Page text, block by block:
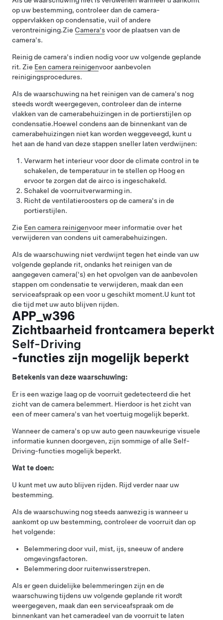
op uw bestemming, controleer dan de camera-
oppervlakken op condensatie, vuil of andere
verontreiniging.Zie Camera'svoor de plaatsen van de
camera's.
Reinig de camera's indien nodig voor uw volgende geplande
rit. Zie Een camera reinigenvoor aanbevolen
reinigingsprocedures.
Als de waarschuwing na het reinigen van de camera's nog
steeds wordt weergegeven, controleer dan de interne
vlakken van de camerabehuizingen in de portierstijlen op
condensatie.Hoewel condens aan de binnenkant van de
camerabehuizingen niet kan worden weggeveegd, kunt u
het aan de hand van deze stappen sneller laten verdwijnen:
Verwarm het interieur voor door de climate control in te
schakelen, de temperatuur in te stellen op Hoog en
ervoor te zorgen dat de airco is ingeschakeld.
Schakel de voorruitverwarming in.
Richt de ventilatieroosters op de camera's in de
portierstijlen.
Zie Een camera reinigenvoor meer informatie over het
verwijderen van condens uit camerabehuizingen.
Als de waarschuwing niet verdwijnt tegen het einde van uw
volgende geplande rit, ondanks het reinigen van de
aangegeven camera('s) en het opvolgen van de aanbevolen
stappen om condensatie te verwijderen, maak dan een
serviceafspraak op een voor u geschikt moment.U kunt tot
die tijd met uw auto blijven rijden.
APP_w396
Zichtbaarheid frontcamera beperkt
Self-Driving
-functies zijn mogelijk beperkt
Betekenis van deze waarschuwing:
Er is een wazige laag op de voorruit gedetecteerd die het
zicht van de camera belemmert. Hierdoor is het zicht van
een of meer camera's van het voertuig mogelijk beperkt.
Wanneer de camera's op uw auto geen nauwkeurige visuele
informatie kunnen doorgeven, zijn sommige of alle Self-
Driving-functies mogelijk beperkt.
Wat te doen:
U kunt met uw auto blijven rijden. Rijd verder naar uw
bestemming.
Als de waarschuwing nog steeds aanwezig is wanneer u
aankomt op uw bestemming, controleer de voorruit dan op
het volgende:
Belemmering door vuil, mist, ijs, sneeuw of andere
omgevingsfactoren.
Belemmering door ruitenwisserstrepen.
Als er geen duidelijke belemmeringen zijn en de
waarschuwing tijdens uw volgende geplande rit wordt
weergegeven, maak dan een serviceafspraak om de
binnenkant van het cameradeel van de voorruit te laten